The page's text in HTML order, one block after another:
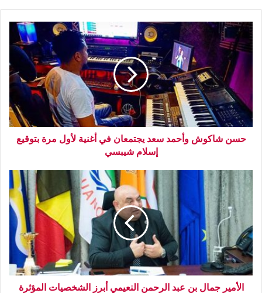
حسن شاكوش وأحمد سعد يجتمعان في أغنية لأول مرة بتوقيع
إسلام شيبسي
الأمير جمال بن عبد الرحمن النعيمي أبرز الشخصيات المؤثرة